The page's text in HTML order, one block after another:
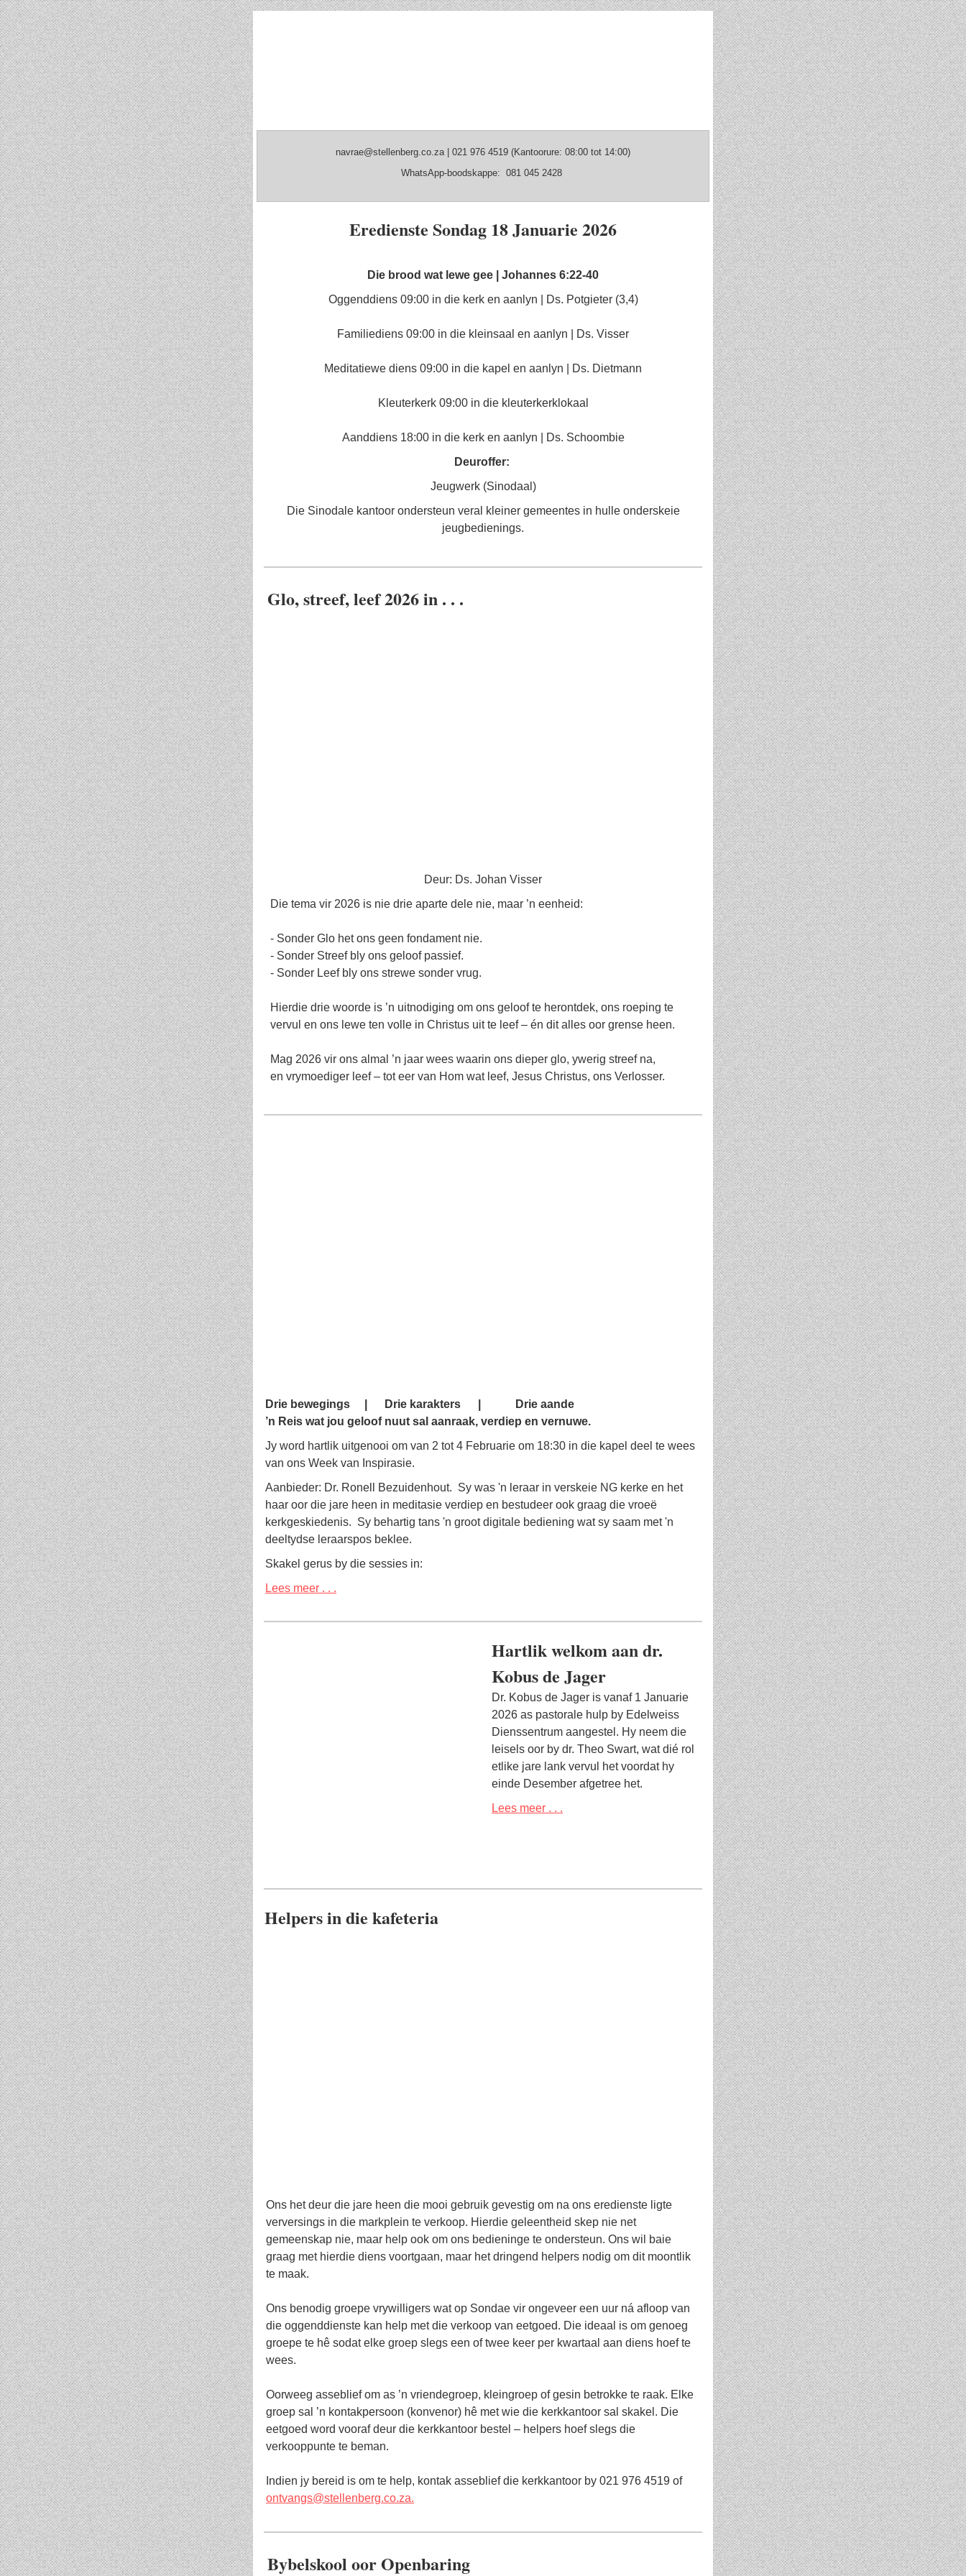
navrae@stellenberg.co.za | 021 976 4519 (Kantoorure: 08:00 tot 14:00)
WhatsApp-boodskappe: 081 045 2428
Eredienste Sondag 18 Januarie 2026
Die brood wat lewe gee | Johannes 6:22-40
Oggenddiens 09:00 in die kerk en aanlyn | Ds. Potgieter (3,4)
Familiediens 09:00 in die kleinsaal en aanlyn | Ds. Visser
Meditatiewe diens 09:00 in die kapel en aanlyn | Ds. Dietmann
Kleuterkerk 09:00 in die kleuterkerklokaal
Aanddiens 18:00 in die kerk en aanlyn | Ds. Schoombie
Deuroffer:
Jeugwerk (Sinodaal)
Die Sinodale kantoor ondersteun veral kleiner gemeentes in hulle onderskeie
jeugbedienings.
Glo, streef, leef 2026 in . . .
Deur: Ds. Johan Visser
Die tema vir 2026 is nie drie aparte dele nie, maar ’n eenheid:
- Sonder Glo het ons geen fondament nie.
- Sonder Streef bly ons geloof passief.
- Sonder Leef bly ons strewe sonder vrug.
Hierdie drie woorde is ’n uitnodiging om ons geloof te herontdek, ons roeping te
vervul en ons lewe ten volle in Christus uit te leef – én dit alles oor grense heen.
Mag 2026 vir ons almal ’n jaar wees waarin ons dieper glo, ywerig streef na,
en vrymoediger leef – tot eer van Hom wat leef, Jesus Christus, ons Verlosser.
Drie bewegings | Drie karakters | Drie aande
’n Reis wat jou geloof nuut sal aanraak, verdiep en vernuwe.
Jy word hartlik uitgenooi om van 2 tot 4 Februarie om 18:30 in die kapel deel te wees
van ons Week van Inspirasie.
Aanbieder: Dr. Ronell Bezuidenhout. Sy was 'n leraar in verskeie NG kerke en het
haar oor die jare heen in meditasie verdiep en bestudeer ook graag die vroeë
kerkgeskiedenis. Sy behartig tans 'n groot digitale bediening wat sy saam met 'n
deeltydse leraarspos beklee.
Skakel gerus by die sessies in:
Lees meer . . .
Hartlik welkom aan dr.
Kobus de Jager
Dr. Kobus de Jager is vanaf 1 Januarie
2026 as pastorale hulp by Edelweiss
Dienssentrum aangestel. Hy neem die
leisels oor by dr. Theo Swart, wat dié rol
etlike jare lank vervul het voordat hy
einde Desember afgetree het.
Lees meer . . .
Helpers in die kafeteria
Ons het deur die jare heen die mooi gebruik gevestig om na ons eredienste ligte
verversings in die markplein te verkoop. Hierdie geleentheid skep nie net
gemeenskap nie, maar help ook om ons bedieninge te ondersteun. Ons wil baie
graag met hierdie diens voortgaan, maar het dringend helpers nodig om dit moontlik
te maak.
Ons benodig groepe vrywilligers wat op Sondae vir ongeveer een uur ná afloop van
die oggenddienste kan help met die verkoop van eetgoed. Die ideaal is om genoeg
groepe te hê sodat elke groep slegs een of twee keer per kwartaal aan diens hoef te
wees.
Oorweeg asseblief om as ’n vriendegroep, kleingroep of gesin betrokke te raak. Elke
groep sal ’n kontakpersoon (konvenor) hê met wie die kerkkantoor sal skakel. Die
eetgoed word vooraf deur die kerkkantoor bestel – helpers hoef slegs die
verkooppunte te beman.
Indien jy bereid is om te help, kontak asseblief die kerkkantoor by 021 976 4519 of
ontvangs@stellenberg.co.za.
Bybelskool oor Openbaring